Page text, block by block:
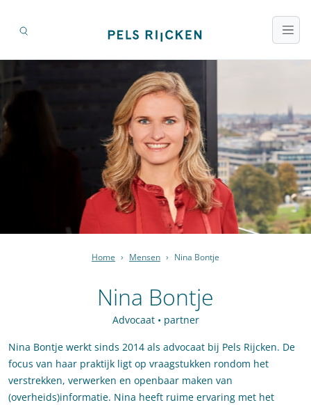
Home › Mensen › Nina Bontje
Nina Bontje
Advocaat • partner
Nina Bontje werkt sinds 2014 als advocaat bij Pels Rijcken. De
focus van haar praktijk ligt op vraagstukken rondom het
verstrekken, verwerken en openbaar maken van
(overheids)informatie. Nina heeft ruime ervaring met het